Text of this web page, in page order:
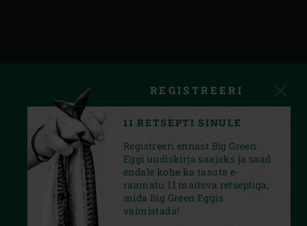
REGISTREERI
11 RETSEPTI SINULE
Registreeri ennast Big Green
Eggi uudiskirja saajaks ja saad
endale kohe ka tasuta e-
raamatu 11 maitsva retseptiga,
mida Big Green Eggis
valmistada!